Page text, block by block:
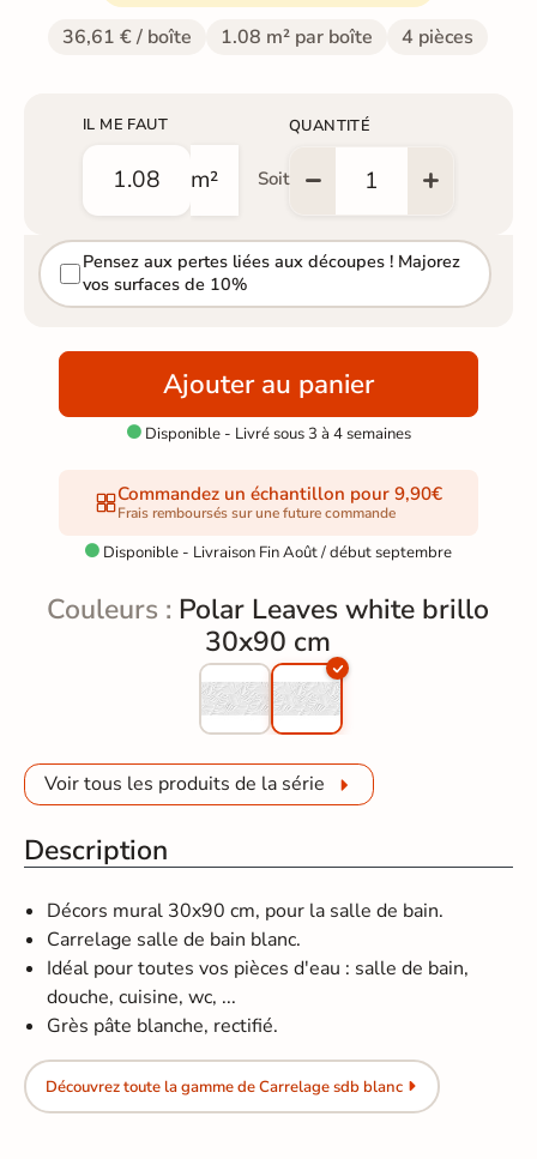
36,61 € / boîte 1.08 m² par boîte 4 pièces
IL ME FAUT
m² Soit
QUANTITÉ
Pensez aux pertes liées aux découpes ! Majorez
vos surfaces de 10%
Ajouter au panier
Disponible - Livré sous 3 à 4 semaines
Commandez un échantillon pour 9,90€
Frais remboursés sur une future commande
 Disponible - Livraison Fin Août / début septembre
Couleurs : Polar Leaves white brillo
30x90 cm
Voir tous les produits de la série
Description
Décors mural 30x90 cm, pour la salle de bain.
Carrelage salle de bain blanc.
Idéal pour toutes vos pièces d'eau : salle de bain,
douche, cuisine, wc, ...
Grès pâte blanche, rectifié.
Découvrez toute la gamme de Carrelage sdb blanc